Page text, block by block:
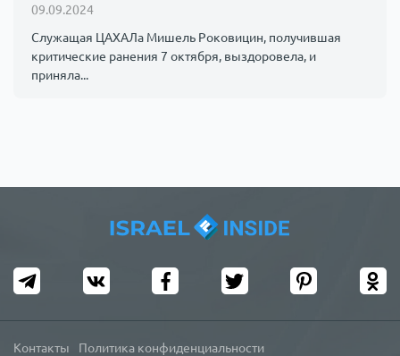
09.09.2024
Служащая ЦАХАЛа Мишель Роковицин, получившая
критические ранения 7 октября, выздоровела, и
приняла...
Контакты Политика конфиденциальности